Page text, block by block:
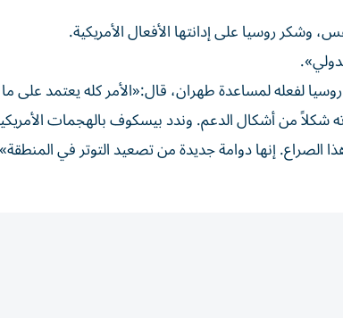
وشكر روسيا على إدانتها الأفعال الأمريكية.
لفعله لمساعدة طهران، قال:«الأمر كله يعتمد على
من أشكال الدعم. وندد بيسكوف بالهجمات
إنها دوامة جديدة من تصعيد التوتر في